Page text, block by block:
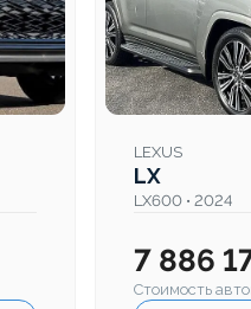
LEXUS
LX
LX600 • 2024
7 886
Стоимость